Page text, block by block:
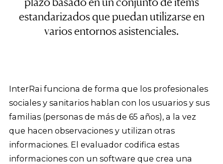
estandarizados que puedan utilizarse en
varios entornos asistenciales.
InterRai funciona de forma que los profesionales
sociales y sanitarios hablan con los usuarios y sus
familias (personas de más de 65 años), a la vez
que hacen observaciones y utilizan otras
informaciones. El evaluador codifica estas
informaciones con un software que crea una